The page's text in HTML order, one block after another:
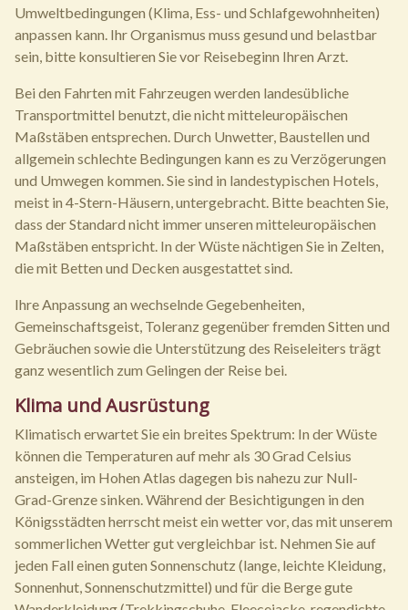
Umweltbedingungen (Klima, Ess- und Schlafgewohnheiten)
anpassen kann. Ihr Organismus muss gesund und belastbar
sein, bitte konsultieren Sie vor Reisebeginn Ihren Arzt.
Bei den Fahrten mit Fahrzeugen werden landesübliche
Transportmittel benutzt, die nicht mitteleuropäischen
Maßstäben entsprechen. Durch Unwetter, Baustellen und
allgemein schlechte Bedingungen kann es zu Verzögerungen
und Umwegen kommen. Sie sind in landestypischen Hotels,
meist in 4-Stern-Häusern, untergebracht. Bitte beachten Sie,
dass der Standard nicht immer unseren mitteleuropäischen
Maßstäben entspricht. In der Wüste nächtigen Sie in Zelten,
die mit Betten und Decken ausgestattet sind.
Ihre Anpassung an wechselnde Gegebenheiten,
Gemeinschaftsgeist, Toleranz gegenüber fremden Sitten und
Gebräuchen sowie die Unterstützung des Reiseleiters trägt
ganz wesentlich zum Gelingen der Reise bei.
Klima und Ausrüstung
Klimatisch erwartet Sie ein breites Spektrum: In der Wüste
können die Temperaturen auf mehr als 30 Grad Celsius
ansteigen, im Hohen Atlas dagegen bis nahezu zur Null-
Grad-Grenze sinken. Während der Besichtigungen in den
Königsstädten herrscht meist ein wetter vor, das mit unserem
sommerlichen Wetter gut vergleichbar ist. Nehmen Sie auf
jeden Fall einen guten Sonnenschutz (lange, leichte Kleidung,
Sonnenhut, Sonnenschutzmittel) und für die Berge gute